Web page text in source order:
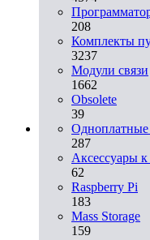
208
Комплекты
3237
Модули связи
1662
Obsolete
39
287
Аксессуары к
62
Raspberry Pi
183
Mass Storage
159